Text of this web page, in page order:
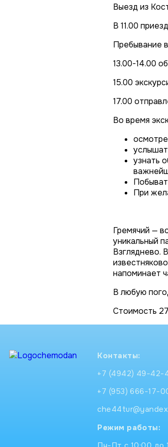
Выезд из
В 11.00
Пребывание
13.00-14.00
15.00
17.00
Во время
узнать
При
Гремячий —
уникальный
Взгляднево.
напоминает
В любую
Стоимость
Контакты:
+7 (4942) 49-42-
+7 (953) 666-17-
Режим работы: